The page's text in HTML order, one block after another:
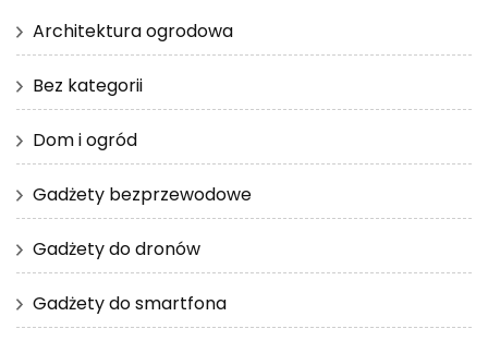
Architektura ogrodowa
Bez kategorii
Dom i ogród
Gadżety bezprzewodowe
Gadżety do dronów
Gadżety do smartfona